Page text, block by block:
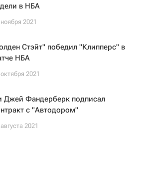
в НБА
2021
Стэйт" победил "Клипперс" в
НБА
2021
Джей Фандерберк подписал
с "Автодором"
2021